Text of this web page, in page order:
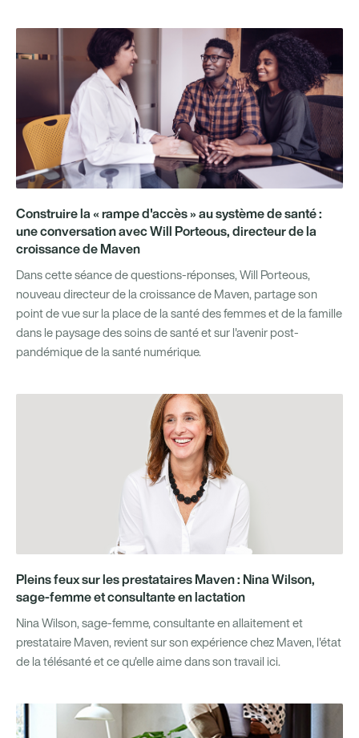
Construire la « rampe d'accès » au système de santé :
une conversation avec Will Porteous, directeur de la
croissance de Maven
Dans cette séance de questions-réponses, Will Porteous,
nouveau directeur de la croissance de Maven, partage son
point de vue sur la place de la santé des femmes et de la famille
dans le paysage des soins de santé et sur l'avenir post-
pandémique de la santé numérique.
Pleins feux sur les prestataires Maven : Nina Wilson,
sage-femme et consultante en lactation
Nina Wilson, sage-femme, consultante en allaitement et
prestataire Maven, revient sur son expérience chez Maven, l'état
de la télésanté et ce qu'elle aime dans son travail ici.